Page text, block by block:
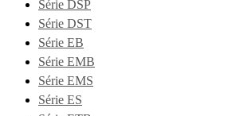
Série DSP
Série DST
Série EB
Série EMB
Série EMS
Série ES